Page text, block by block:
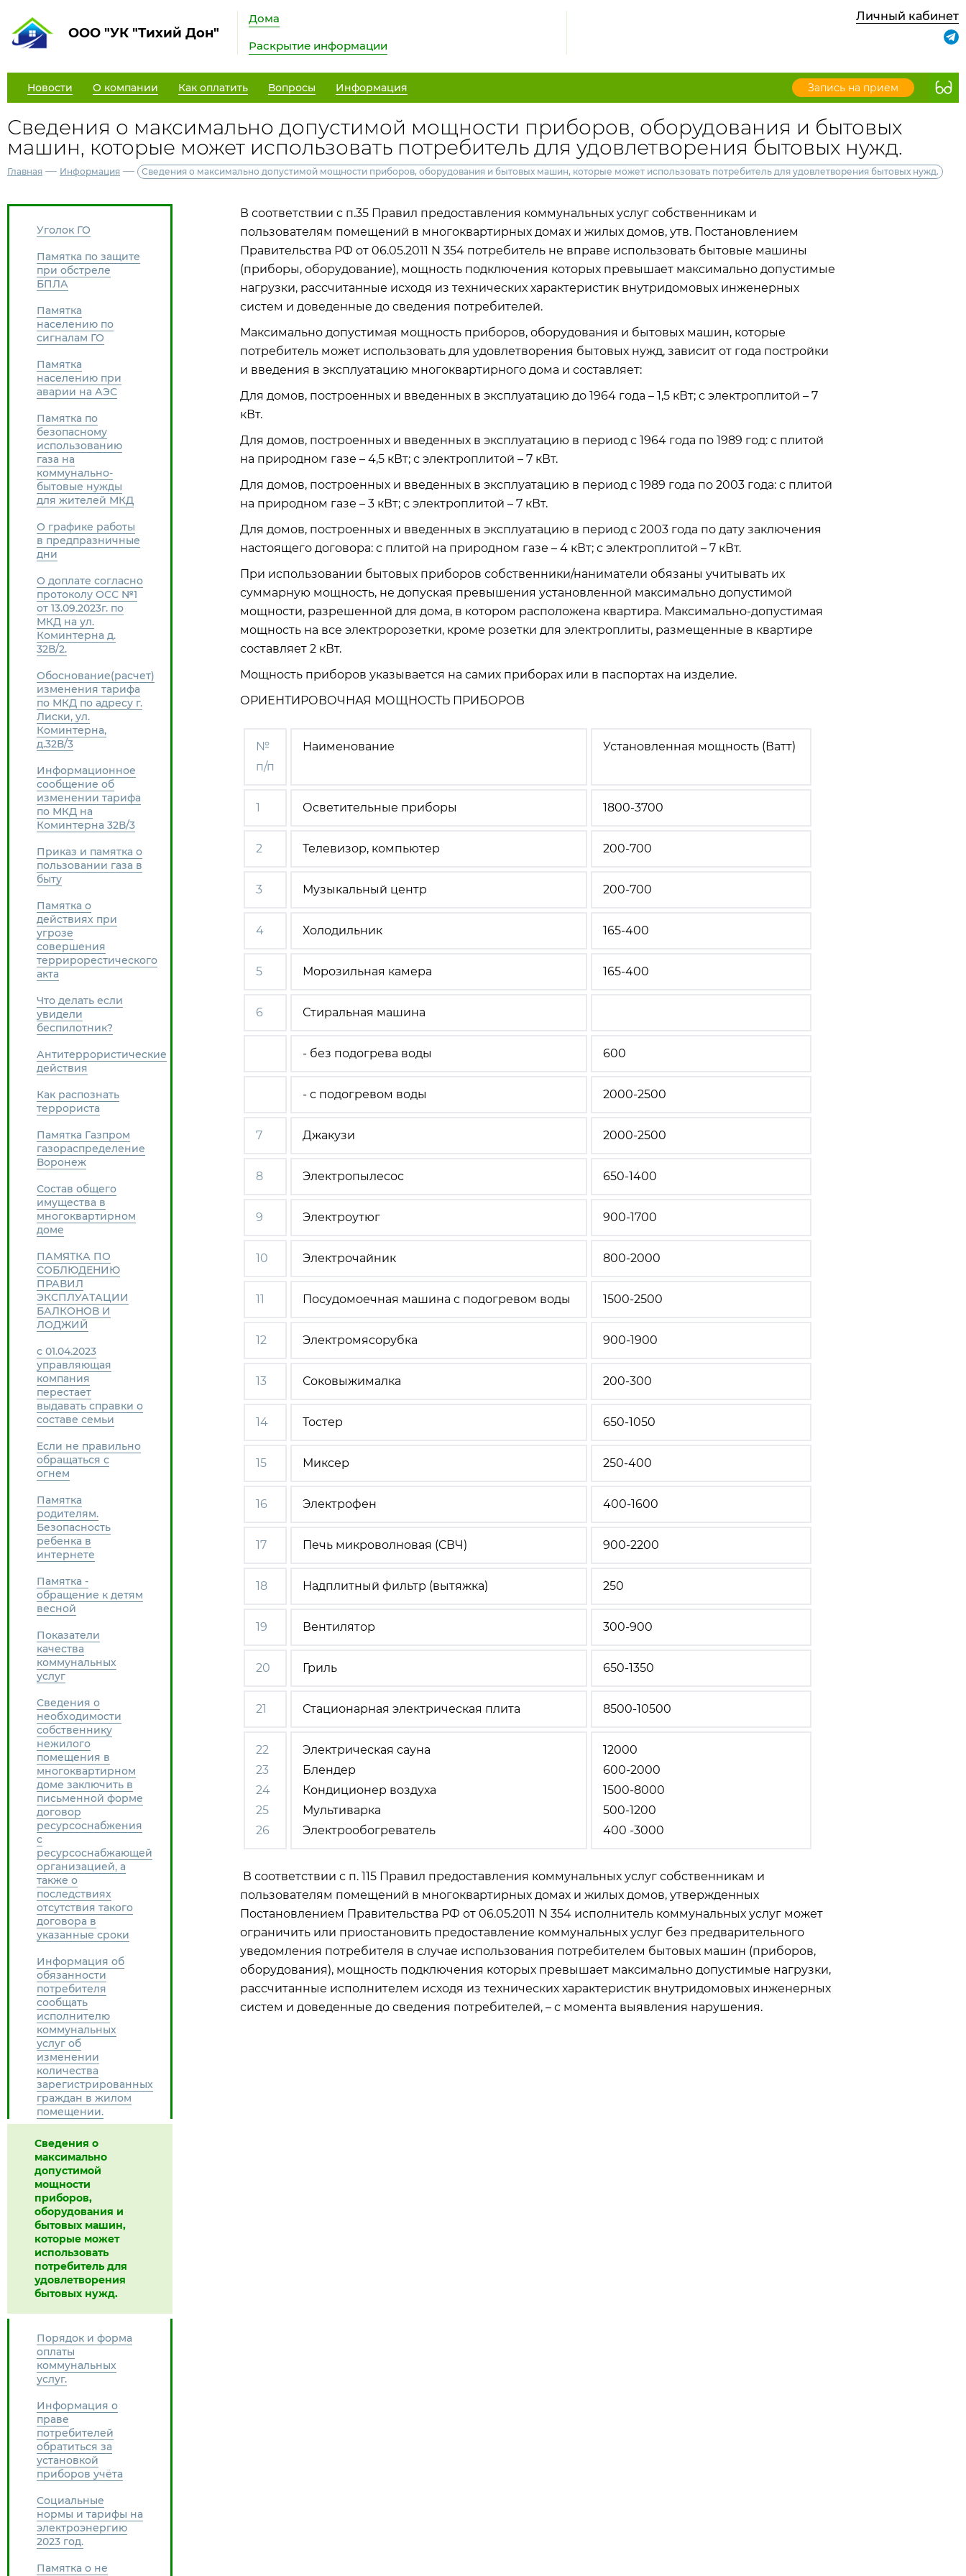
ООО "УК "Тихий Дон"
Дома
Раскрытие информации
Личный кабинет
Новости О компании Как оплатить Вопросы Информация Запись на прием
Сведения о максимально допустимой мощности приборов, оборудования и бытовых
машин, которые может использовать потребитель для удовлетворения бытовых нужд.
Главная — Информация — Сведения о максимально допустимой мощности приборов, оборудования и бытовых машин, которые может использовать потребитель для удовлетворения бытовых нужд.
Уголок ГО
Памятка по защите
при обстреле
БПЛА
Памятка
населению по
сигналам ГО
Памятка
населению при
аварии на АЭС
Памятка по
безопасному
использованию
газа на
коммунально-
бытовые нужды
для жителей МКД
О графике работы
в предпразничные
дни
О доплате согласно
протоколу ОСС №1
от 13.09.2023г. по
МКД на ул.
Коминтерна д.
32В/2.
Обоснование(расчет)
изменения тарифа
по МКД по адресу г.
Лиски, ул.
Коминтерна,
д.32В/3
Информационное
сообщение об
изменении тарифа
по МКД на
Коминтерна 32В/3
Приказ и памятка о
пользовании газа в
быту
Памятка о
действиях при
угрозе
совершения
террирорестического
акта
Что делать если
увидели
беспилотник?
Антитеррористические
действия
Как распознать
террориста
Памятка Газпром
газораспределение
Воронеж
Состав общего
имущества в
многоквартирном
доме
ПАМЯТКА ПО
СОБЛЮДЕНИЮ
ПРАВИЛ
ЭКСПЛУАТАЦИИ
БАЛКОНОВ И
ЛОДЖИЙ
с 01.04.2023
управляющая
компания
перестает
выдавать справки о
составе семьи
Если не правильно
обращаться с
огнем
Памятка
родителям.
Безопасность
ребенка в
интернете
Памятка -
обращение к детям
весной
Показатели
качества
коммунальных
услуг
Сведения о
необходимости
собственнику
нежилого
помещения в
многоквартирном
доме заключить в
письменной форме
договор
ресурсоснабжения
с
ресурсоснабжающей
организацией, а
также о
последствиях
отсутствия такого
договора в
указанные сроки
Информация об
обязанности
потребителя
сообщать
исполнителю
коммунальных
услуг об
изменении
количества
зарегистрированных
граждан в жилом
помещении.
Сведения о
максимально
допустимой
мощности
приборов,
оборудования и
бытовых машин,
которые может
использовать
потребитель для
удовлетворения
бытовых нужд.
Порядок и форма
оплаты
коммунальных
услуг.
Информация о
праве
потребителей
обратиться за
установкой
приборов учёта
Социальные
нормы и тарифы на
электроэнергию
2023 год.
Памятка о не
В соответствии с п.35 Правил предоставления коммунальных услуг собственникам и
пользователям помещений в многоквартирных домах и жилых домов, утв. Постановлением
Правительства РФ от 06.05.2011 N 354 потребитель не вправе использовать бытовые машины
(приборы, оборудование), мощность подключения которых превышает максимально допустимые
нагрузки, рассчитанные исходя из технических характеристик внутридомовых инженерных
систем и доведенные до сведения потребителей.
Максимально допустимая мощность приборов, оборудования и бытовых машин, которые
потребитель может использовать для удовлетворения бытовых нужд, зависит от года постройки
и введения в эксплуатацию многоквартирного дома и составляет:
Для домов, построенных и введенных в эксплуатацию до 1964 года – 1,5 кВт; с электроплитой – 7
кВт.
Для домов, построенных и введенных в эксплуатацию в период с 1964 года по 1989 год: с плитой
на природном газе – 4,5 кВт; с электроплитой – 7 кВт.
Для домов, построенных и введенных в эксплуатацию в период с 1989 года по 2003 года: с плитой
на природном газе – 3 кВт; с электроплитой – 7 кВт.
Для домов, построенных и введенных в эксплуатацию в период с 2003 года по дату заключения
настоящего договора: с плитой на природном газе – 4 кВт; с электроплитой – 7 кВт.
При использовании бытовых приборов собственники/наниматели обязаны учитывать их
суммарную мощность, не допуская превышения установленной максимально допустимой
мощности, разрешенной для дома, в котором расположена квартира. Максимально-допустимая
мощность на все электророзетки, кроме розетки для электроплиты, размещенные в квартире
составляет 2 кВт.
Мощность приборов указывается на самих приборах или в паспортах на изделие.
ОРИЕНТИРОВОЧНАЯ МОЩНОСТЬ ПРИБОРОВ
№
п/п
Наименование Установленная мощность (Ватт)
1 Осветительные приборы 1800-3700
2 Телевизор, компьютер 200-700
3 Музыкальный центр 200-700
4 Холодильник 165-400
5 Морозильная камера 165-400
6 Стиральная машина
- без подогрева воды 600
- с подогревом воды 2000-2500
7 Джакузи 2000-2500
8 Электропылесос 650-1400
9 Электроутюг 900-1700
10 Электрочайник 800-2000
11 Посудомоечная машина с подогревом воды 1500-2500
12 Электромясорубка 900-1900
13 Соковыжималка 200-300
14 Тостер 650-1050
15 Миксер 250-400
16 Электрофен 400-1600
17 Печь микроволновая (СВЧ) 900-2200
18 Надплитный фильтр (вытяжка) 250
19 Вентилятор 300-900
20 Гриль 650-1350
21 Стационарная электрическая плита 8500-10500
22
23
24
25
26
Электрическая сауна
Блендер
Кондиционер воздуха
Мультиварка
Электрообогреватель
12000
600-2000
1500-8000
500-1200
400 -3000
В соответствии с п. 115 Правил предоставления коммунальных услуг собственникам и
пользователям помещений в многоквартирных домах и жилых домов, утвержденных
Постановлением Правительства РФ от 06.05.2011 N 354 исполнитель коммунальных услуг может
ограничить или приостановить предоставление коммунальных услуг без предварительного
уведомления потребителя в случае использования потребителем бытовых машин (приборов,
оборудования), мощность подключения которых превышает максимально допустимые нагрузки,
рассчитанные исполнителем исходя из технических характеристик внутридомовых инженерных
систем и доведенные до сведения потребителей, – с момента выявления нарушения.